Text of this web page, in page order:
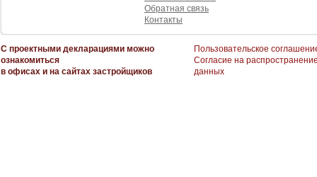
Обратная связь
Контакты
С проектными декларациями можно
ознакомиться
в офисах и на сайтах застройщиков
Пользовательское
Согласие на
данных